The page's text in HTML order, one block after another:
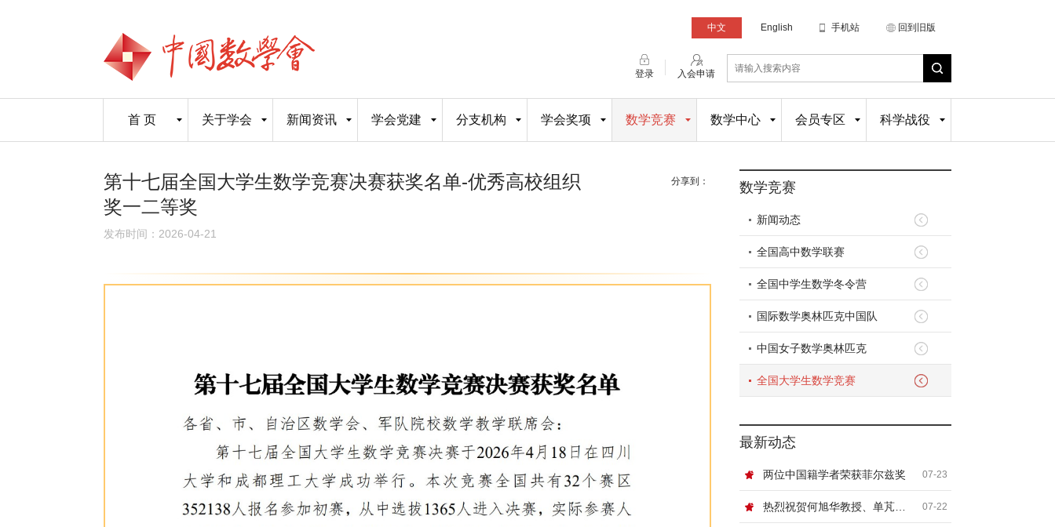
中文 English 手机站 回到旧版
登录 入会申请
首 页 关于学会 新闻资讯 学会党建 分支机构 学会奖项 数学竞赛 数学中心 会员专区 科学战役
第十七届全国大学生数学竞赛决赛获奖名单-优秀高校组织
奖一二等奖
分享到：
发布时间：2026-04-21
数学竞赛
新闻动态
全国高中数学联赛
全国中学生数学冬令营
国际数学奥林匹克中国队
中国女子数学奥林匹克
全国大学生数学竞赛
最新动态
两位中国籍学者荣获菲尔兹奖 07-23
07-22